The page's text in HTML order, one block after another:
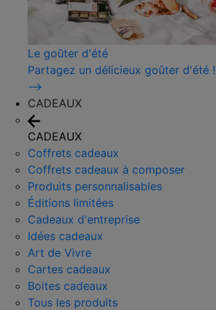
Le goûter d'été
Partagez un délicieux goûter d'été !
⟶
CADEAUX
CADEAUX
Coffrets cadeaux
Coffrets cadeaux à composer
Produits personnalisables
Éditions limitées
Cadeaux d'entreprise
Idées cadeaux
Art de Vivre
Cartes cadeaux
Boites cadeaux
Tous les produits